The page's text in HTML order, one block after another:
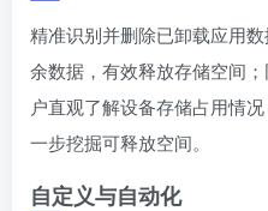
精准识别并删除已卸载应用
余数据，有效释放存储空间
户直观了解设备存储占用情
一步挖掘可释放空间。
自定义与自动化